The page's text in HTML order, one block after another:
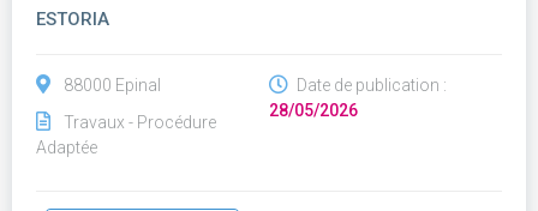
ESTORIA
88000 Epinal
Travaux - Procédure
Adaptée
Date de publication :
28/05/2026